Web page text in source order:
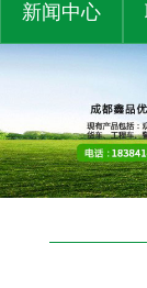
新闻中心